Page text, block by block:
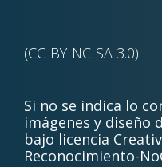
(CC-BY-NC-SA 3.0)
Si no se indica lo
imágenes y diseño
bajo licencia
Reconocimiento-